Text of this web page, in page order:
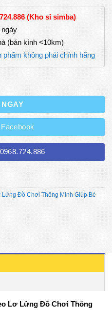
(Kho sỉ simba)
(bán kính <10km)
không phải chính hãng
NGAY
Đồ Chơi Thông Minh Giúp Bé
Lơ Lửng Đồ Chơi Thông